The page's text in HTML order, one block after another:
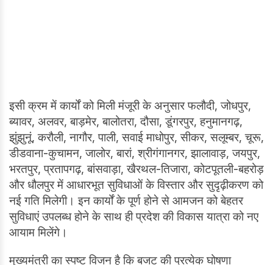
इसी क्रम में कार्यों को मिली मंजूरी के अनुसार फलौदी, जोधपुर,
ब्यावर, अलवर, बाड़मेर, बालोतरा, दौसा, डूंगरपुर, हनुमानगढ़,
झुंझुनूं, करौली, नागौर, पाली, सवाई माधोपुर, सीकर, सलूम्बर, चूरू,
डीडवाना-कुचामन, जालोर, बारां, श्रीगंगानगर, झालावाड़, जयपुर,
भरतपुर, प्रतापगढ़, बांसवाड़ा, खैरथल-तिजारा, कोटपूतली-बहरोड़
और धौलपुर में आधारभूत सुविधाओं के विस्तार और सुदृढ़ीकरण को
नई गति मिलेगी। इन कार्यों के पूर्ण होने से आमजन को बेहतर
सुविधाएं उपलब्ध होने के साथ ही प्रदेश की विकास यात्रा को नए
आयाम मिलेंगे।
मुख्यमंत्री का स्पष्ट विजन है कि बजट की प्रत्येक घोषणा